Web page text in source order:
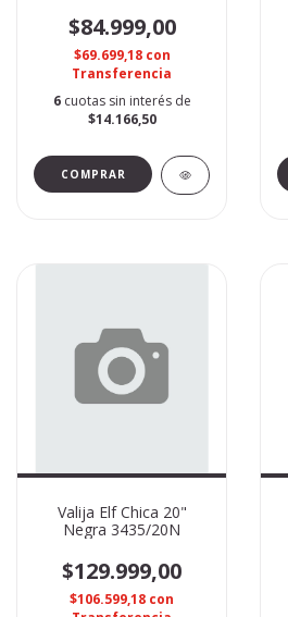
$84.999,00
$69.699,18 con
Transferencia
6 cuotas sin interés de
$14.166,50
Valija Elf Chica 20"
Negra 3435/20N
$129.999,00
$106.599,18 con